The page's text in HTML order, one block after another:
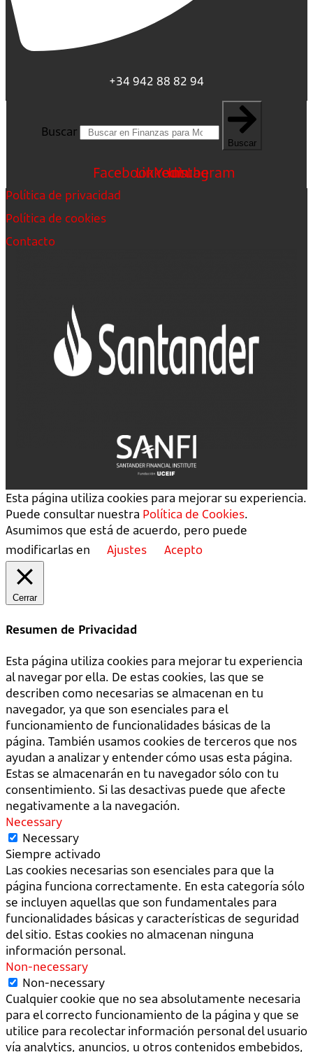
+34 942 88 82 94
Buscar
Buscar
FacebookLinkedin
Youtube
Instagram
Política de privacidad
Política de cookies
Contacto
Esta página utiliza cookies para mejorar su experiencia.
Puede consultar nuestra Política de Cookies.
Asumimos que está de acuerdo, pero puede
modificarlas en
Ajustes Acepto
Cerrar
Resumen de Privacidad
Esta página utiliza cookies para mejorar tu experiencia
al navegar por ella. De estas cookies, las que se
describen como necesarias se almacenan en tu
navegador, ya que son esenciales para el
funcionamiento de funcionalidades básicas de la
página. También usamos cookies de terceros que nos
ayudan a analizar y entender cómo usas esta página.
Estas se almacenarán en tu navegador sólo con tu
consentimiento. Si las desactivas puede que afecte
negativamente a la navegación.
Necessary
Necessary
Siempre activado
Las cookies necesarias son esenciales para que la
página funciona correctamente. En esta categoría sólo
se incluyen aquellas que son fundamentales para
funcionalidades básicas y características de seguridad
del sitio. Estas cookies no almacenan ninguna
información personal.
Non-necessary
Non-necessary
Cualquier cookie que no sea absolutamente necesaria
para el correcto funcionamiento de la página y que se
utilice para recolectar información personal del usuario
vía analytics, anuncios, u otros contenidos embebidos,